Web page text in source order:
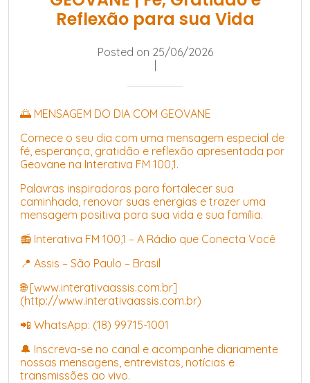
Reflexão para sua Vida
Posted on 25/06/2026
|
🌅 MENSAGEM DO DIA COM GEOVANE
Comece o seu dia com uma mensagem especial de
fé, esperança, gratidão e reflexão apresentada por
Geovane na Interativa FM 100,1.
Palavras inspiradoras para fortalecer sua
caminhada, renovar suas energias e trazer uma
mensagem positiva para sua vida e sua família.
📻 Interativa FM 100,1 – A Rádio que Conecta Você
📍 Assis – São Paulo – Brasil
🌐 [www.interativaassis.com.br]
(http://www.interativaassis.com.br)
📲 WhatsApp: (18) 99715-1001
🔔 Inscreva-se no canal e acompanhe diariamente
nossas mensagens, entrevistas, notícias e
transmissões ao vivo.